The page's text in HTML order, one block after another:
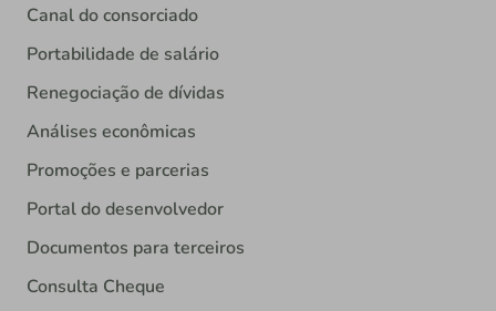
Canal do consorciado
Portabilidade de salário
Renegociação de dívidas
Análises econômicas
Promoções e parcerias
Portal do desenvolvedor
Documentos para terceiros
Consulta Cheque